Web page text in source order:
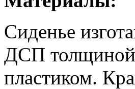
Сиденье
ДСП толщиной
пластиком.